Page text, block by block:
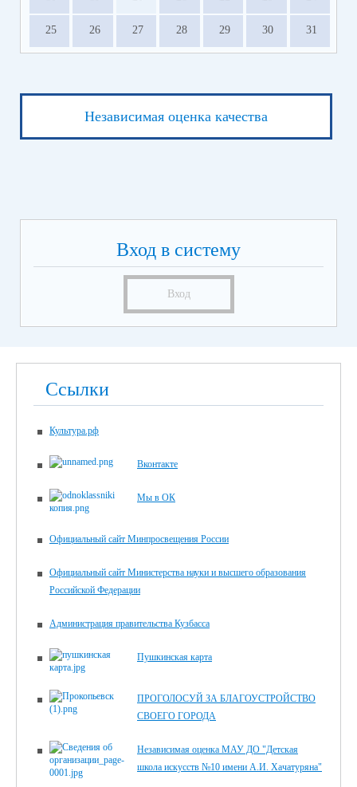
25 26 27 28 29 30 31
Независимая оценка качества
Вход в систему
Вход
Ссылки
Культура.рф
Вконтакте
Мы в ОК
Официальный сайт Минпросвещения России
Официальный сайт Министерства науки и высшего образования
Российской Федерации
Администрация правительства Кузбасса
Пушкинская карта
ПРОГОЛОСУЙ ЗА БЛАГОУСТРОЙСТВО
СВОЕГО ГОРОДА
Независимая оценка МАУ ДО "Детская
школа искусств №10 имени А.И. Хачатуряна"